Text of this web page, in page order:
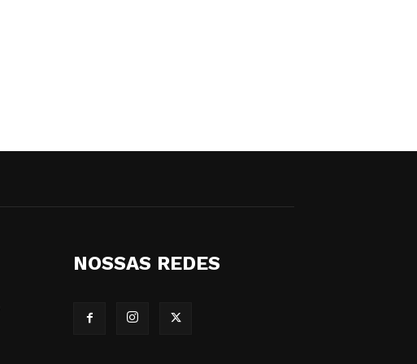
NOSSAS REDES